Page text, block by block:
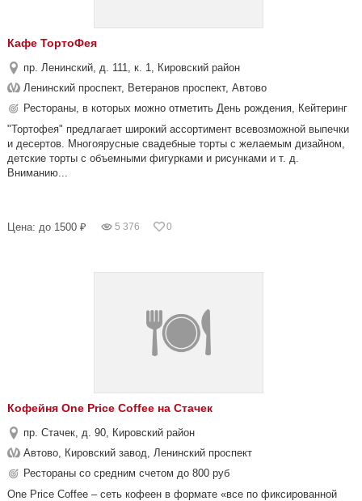
Кафе ТортоФея
пр. Ленинский, д. 111, к. 1, Кировский район
Ленинский проспект, Ветеранов проспект, Автово
Рестораны, в которых можно отметить День рождения, Кейтеринг
"Тортофея" предлагает широкий ассортимент всевозможной выпечки
и десертов. Многоярусные свадебные торты с желаемым дизайном,
детские торты с объемными фигурками и рисунками и т. д.
Вниманию...
Цена: до 1500 ₽ 5 376 0
Кофейня One Price Coffee на Стачек
пр. Стачек, д. 90, Кировский район
Автово, Кировский завод, Ленинский проспект
Рестораны со средним счетом до 800 руб
One Price Coffee – сеть кофеен в формате «все по фиксированной